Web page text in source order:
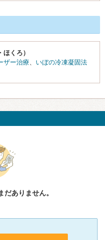
くろ）
ザー治療、 いぼの冷凍凝固法
だありません。